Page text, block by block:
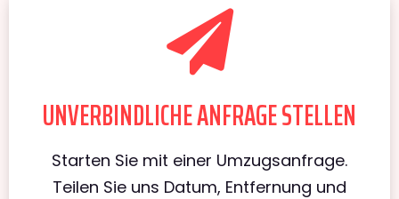
UNVERBINDLICHE ANFRAGE STELLEN
Starten Sie mit einer Umzugsanfrage.
Teilen Sie uns Datum, Entfernung und